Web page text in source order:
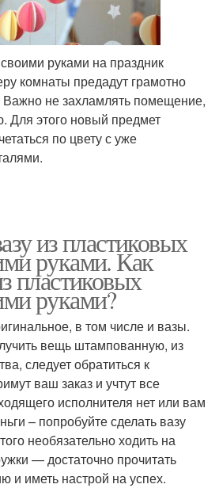
руками на праздник
комнаты предадут грамотно
не захламлять помещение,
Для этого новый предмет
по цвету с уже
из пластиковых
руками. Как
пластиковых
руками?
в том числе и вазы.
вещь штампованную, из
следует обратиться к
ваш заказ и учтут все
исполнителя нет или вам
– попробуйте сделать вазу
необязательно ходить на
— достаточно прочитать
и иметь настрой на успех.